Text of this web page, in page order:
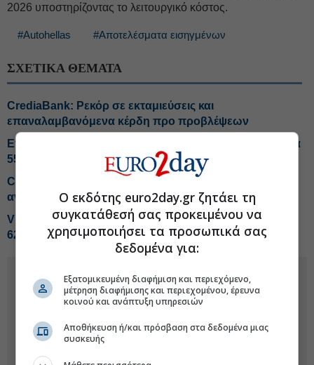
2026 υποστηρίζοντας το λειτουργικό κόστος.
#Autohellas #Αποτελέσματα εισηγμένων
ΣΧΕΤΙΚΑ ΘΕΜΑΤΑ
CrediaBank: Ρεκόρ σε εκταμιεύσεις και
επαναλαμβανόμενα κέρδη προ προβλέψεων
Επιδόσεις-ρεκόρ από Metlen στο εξάμηνο, EBITDA στα
550 εκατ. ευρώ
Cenergy: Προσδοκίες για ισχυρότερο 2ο εξάμηνο στις
αναθέσεις
Viohalco: Τζίρος 4,3 δισ. στο εξάμηνο, αύξηση κερδών
62%
Ο εκδότης euro2day.gr ζητάει τη
συγκατάθεσή σας προκειμένου να
χρησιμοποιήσει τα προσωπικά σας
δεδομένα για:
Εξατομικευμένη διαφήμιση και περιεχόμενο,
μέτρηση διαφήμισης και περιεχομένου, έρευνα
κοινού και ανάπτυξη υπηρεσιών
Αποθήκευση ή/και πρόσβαση στα δεδομένα μιας
συσκευής